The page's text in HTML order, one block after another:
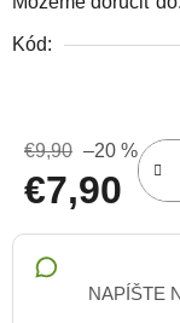
Kód:
€9,90 –20 %
€7,90
NAPÍŠTE